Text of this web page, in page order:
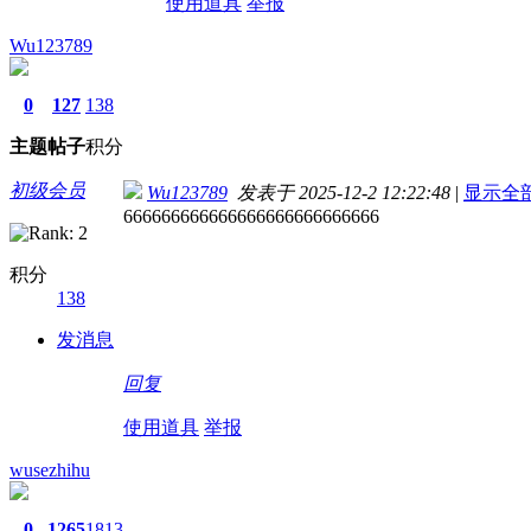
Wu123789
0
主题
127
帖子
138
积分
初级会员
积分
138
发消息
Wu123789 发表于 2025-12-2 12:22:48 | 显示全
666666666666666666666666666
回复
使用道具 举报
wusezhihu